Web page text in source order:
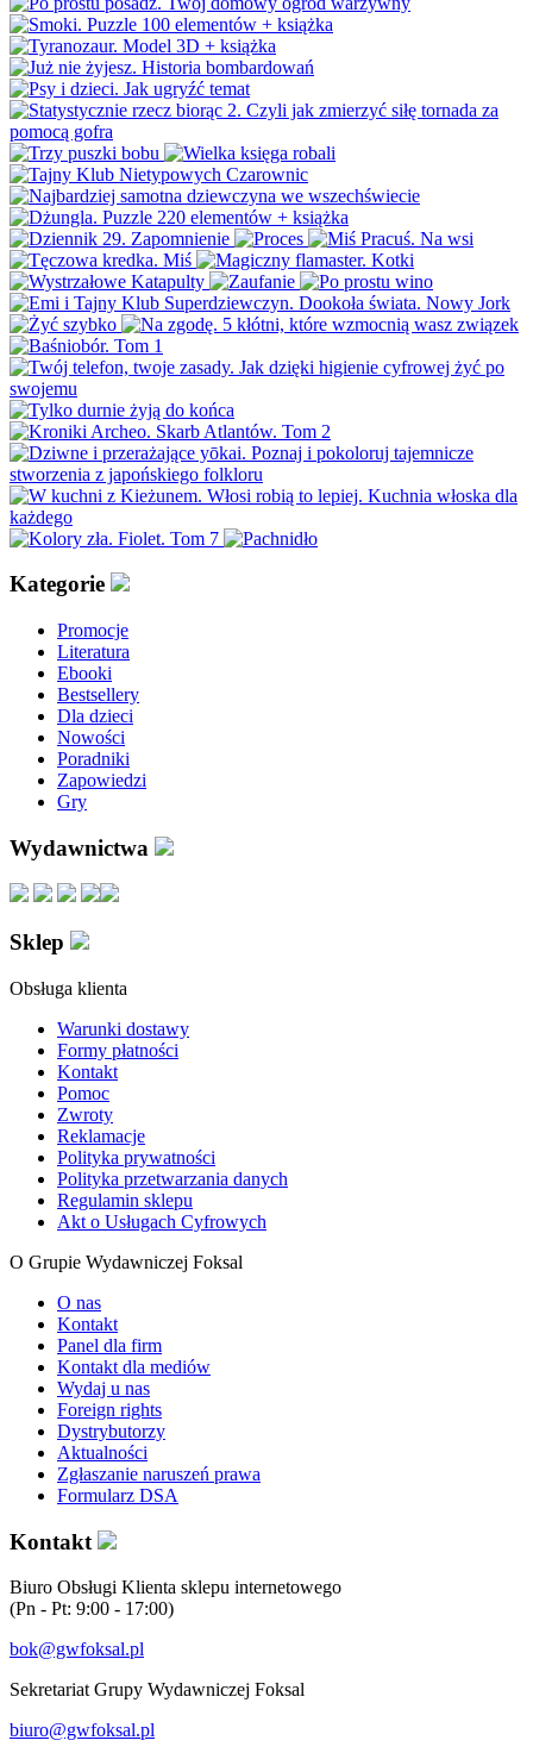
Kategorie
Promocje
Literatura
Ebooki
Bestsellery
Dla dzieci
Nowości
Poradniki
Zapowiedzi
Gry
Wydawnictwa
Sklep
Obsługa klienta
Warunki dostawy
Formy płatności
Kontakt
Pomoc
Zwroty
Reklamacje
Polityka prywatności
Polityka przetwarzania danych
Regulamin sklepu
Akt o Usługach Cyfrowych
O Grupie Wydawniczej Foksal
O nas
Kontakt
Panel dla firm
Kontakt dla mediów
Wydaj u nas
Foreign rights
Dystrybutorzy
Aktualności
Zgłaszanie naruszeń prawa
Formularz DSA
Kontakt
Biuro Obsługi Klienta sklepu internetowego
(Pn - Pt: 9:00 - 17:00)
bok@gwfoksal.pl
Sekretariat Grupy Wydawniczej Foksal
biuro@gwfoksal.pl